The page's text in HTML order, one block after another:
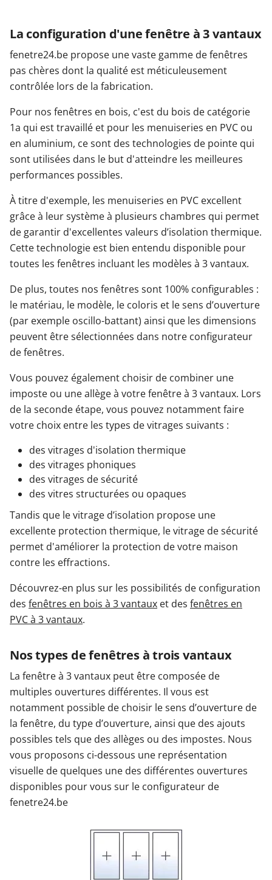
La configuration d'une fenêtre à 3 vantaux
fenetre24.be propose une vaste gamme de fenêtres
pas chères dont la qualité est méticuleusement
contrôlée lors de la fabrication.
Pour nos fenêtres en bois, c'est du bois de catégorie
1a qui est travaillé et pour les menuiseries en PVC ou
en aluminium, ce sont des technologies de pointe qui
sont utilisées dans le but d'atteindre les meilleures
performances possibles.
À titre d'exemple, les menuiseries en PVC excellent
grâce à leur système à plusieurs chambres qui permet
de garantir d'excellentes valeurs d’isolation thermique.
Cette technologie est bien entendu disponible pour
toutes les fenêtres incluant les modèles à 3 vantaux.
De plus, toutes nos fenêtres sont 100% configurables :
le matériau, le modèle, le coloris et le sens d’ouverture
(par exemple oscillo-battant) ainsi que les dimensions
peuvent être sélectionnées dans notre configurateur
de fenêtres.
Vous pouvez également choisir de combiner une
imposte ou une allège à votre fenêtre à 3 vantaux. Lors
de la seconde étape, vous pouvez notamment faire
votre choix entre les types de vitrages suivants :
des vitrages d'isolation thermique
des vitrages phoniques
des vitrages de sécurité
des vitres structurées ou opaques
Tandis que le vitrage d’isolation propose une
excellente protection thermique, le vitrage de sécurité
permet d'améliorer la protection de votre maison
contre les effractions.
Découvrez-en plus sur les possibilités de configuration
des fenêtres en bois à 3 vantaux et des fenêtres en
PVC à 3 vantaux.
Nos types de fenêtres à trois vantaux
La fenêtre à 3 vantaux peut être composée de
multiples ouvertures différentes. Il vous est
notamment possible de choisir le sens d’ouverture de
la fenêtre, du type d’ouverture, ainsi que des ajouts
possibles tels que des allèges ou des impostes. Nous
vous proposons ci-dessous une représentation
visuelle de quelques une des différentes ouvertures
disponibles pour vous sur le configurateur de
fenetre24.be